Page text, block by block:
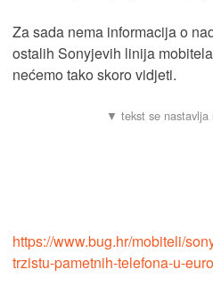
Za sada nema informacija o
ostalih Sonyjevih linija
nećemo tako skoro vidjeti.
https://www.bug.hr/mobiteli/
trzistu-pametnih-telefona-u-